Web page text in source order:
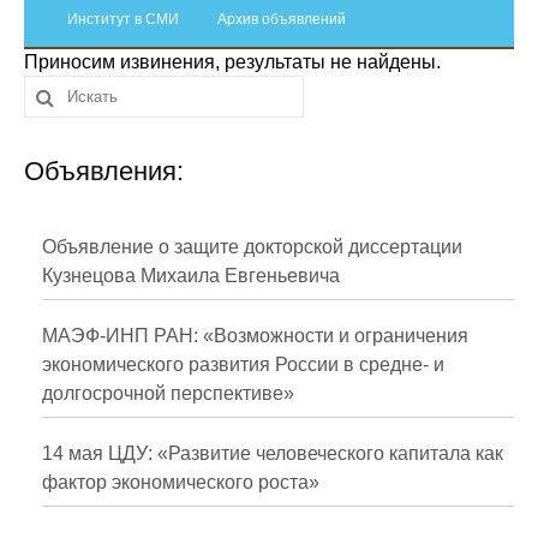
Отчетность
Противодействие коррупции
Материалы для СМИ
Публикации
Научная жизнь
Проблемы прогнозирования
О журнале
Номера журналов
Институт в СМИ Архив объявлений
Приносим извинения, результаты не найдены.
Объявления:
Объявление о защите докторской диссертации
Кузнецова Михаила Евгеньевича
МАЭФ-ИНП РАН: «Возможности и ограничения
экономического развития России в средне- и
долгосрочной перспективе»
14 мая ЦДУ: «Развитие человеческого капитала как
фактор экономического роста»